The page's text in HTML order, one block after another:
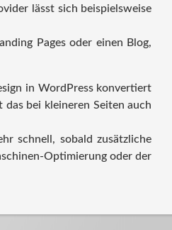
lässt sich beispielsweise
Pages oder einen Blog,
in WordPress konvertiert
bei kleineren Seiten auch
schnell, sobald zusätzliche
Optimierung oder der